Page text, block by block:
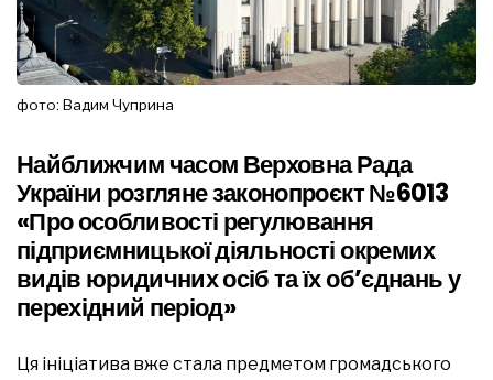
фото: Вадим Чуприна
Найближчим часом Верховна Рада
України розгляне законопроєкт №6013
«Про особливості регулювання
підприємницької діяльності окремих
видів юридичних осіб та їх об’єднань у
перехідний період»
Ця ініціатива вже стала предметом громадського